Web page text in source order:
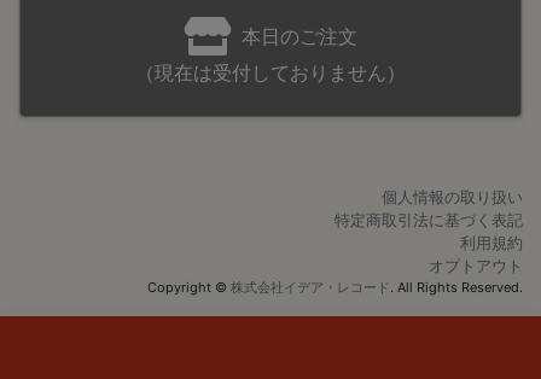
本日のご注文
（現在は受付しておりません）
個人情報の取り扱い
特定商取引法に基づく表記
利用規約
オプトアウト
Copyright © 株式会社イデア・レコード . All Rights Reserved.